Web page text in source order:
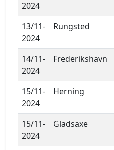
2024
13/11-
2024
Rungsted
14/11-
2024
Frederikshavn
15/11-
2024
Herning
15/11-
2024
Gladsaxe